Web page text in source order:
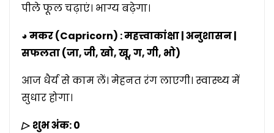
पीले फूल चढ़ाएं। भाग्य बढ़ेगा।
◕ मकर (Capricorn) : महत्त्वाकांक्षा | अनुशासन |
सफलता (जा, जी, खो, खू, ग, गी, भो)
आज धैर्य से काम लें। मेहनत रंग लाएगी। स्वास्थ्य में
सुधार होगा।
▷ शुभ अंक: 0